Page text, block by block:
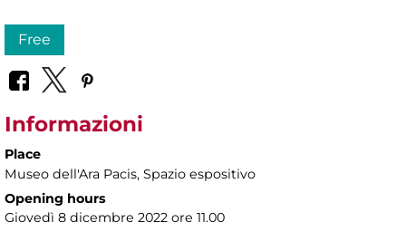
Free
Informazioni
Place
Museo dell'Ara Pacis, Spazio espositivo
Opening hours
Giovedì 8 dicembre 2022 ore 11.00